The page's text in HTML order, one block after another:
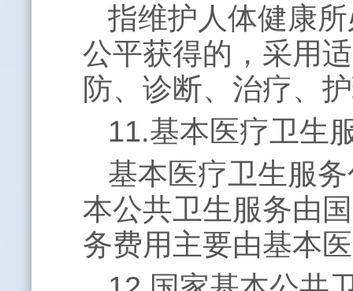
指维护人体健康
公平获得的，采用
防、诊断、治疗、
11.基本医疗卫生
基本医疗卫生服
本公共卫生服务由
务费用主要由基本